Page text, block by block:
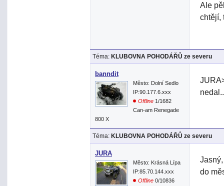
Ale
chtějí,
Téma: KLUBOVNA POHODÁŘŮ ze severu
banndit
Město: Dolní Sedlo
IP:90.177.6.xxx
Offline 1/1682
Can-am Renegade
800 X
Téma: KLUBOVNA POHODÁŘŮ ze severu
JURA
Město: Krásná Lípa
IP:85.70.144.xxx
Offline 0/10836
do